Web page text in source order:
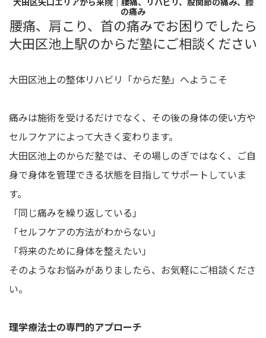
の痛み
腰痛、肩こり、首の痛みでお困りでしたら
大田区池上駅のからだ塾にご相談ください
大田区池上の整体リハビリ「からだ塾」へようこそ
痛みは施術を受けるだけでなく、その後の身体の使い方や
セルフケアによって大きく変わります。
大田区池上のからだ塾では、その場しのぎではなく、ご自
身で身体を管理できる状態を目指してサポートしていま
す。
「同じ痛みを繰り返している」
「セルフケアの方法がわからない」
「将来のために身体を整えたい」
そのようなお悩みがありましたら、お気軽にご相談くださ
い。
理学療法士の専門的アプローチ